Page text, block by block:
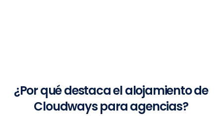
¿Por qué destaca el alojamiento de
Cloudways para agencias?